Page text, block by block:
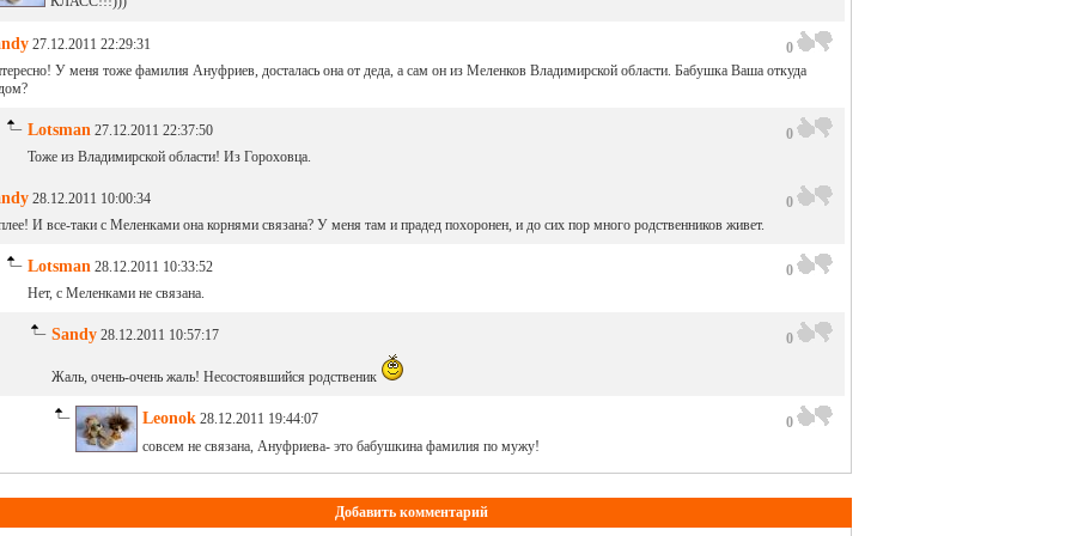
27.12.2011 22:29:31
0
У меня тоже фамилия Ануфриев, досталась она от деда, а сам он из Меленков Владимирской области. Бабушка Ваша откуда
Lotsman27.12.2011 22:37:50
0
Тоже из Владимирской области! Из Гороховца.
28.12.2011 10:00:34
0
И все-таки с Меленками она корнями связана? У меня там и прадед похоронен, и до сих пор много родственников живет.
Lotsman28.12.2011 10:33:52
0
Нет, с Меленками не связана.
Sandy28.12.2011 10:57:17 0
Жаль, очень-очень жаль! Несостоявшийся родственик
Leonok28.12.2011 19:44:07
0
совсем не связана, Ануфриева- это бабушкина фамилия по мужу!
Добавить комментарий